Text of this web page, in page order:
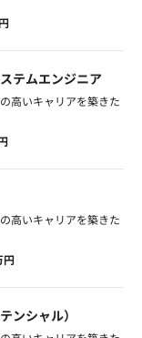
テムエンジニア
高いキャリアを築きた
高いキャリアを築きた
ンシャル）